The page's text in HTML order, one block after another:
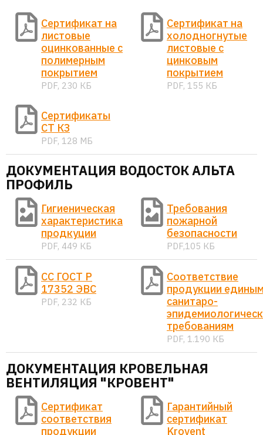
Сертификат на
листовые
оцинкованные с
полимерным
покрытием
PDF, 230 КБ
Сертификат на
холодногнутые
листовые с
цинковым
покрытием
PDF, 155 КБ
Сертификаты
СТ КЗ
PDF, 128 МБ
ДОКУМЕНТАЦИЯ ВОДОСТОК АЛЬТА
ПРОФИЛЬ
Гигиеническая
характеристика
продкуции
PDF, 449 КБ
Требования
пожарной
безопасности
PDF,105 КБ
СС ГОСТ Р
17352 ЭВС
PDF, 232 КБ
Соответствие
продукции
санитаро-
требованиям
PDF, 1.190 КБ
ДОКУМЕНТАЦИЯ КРОВЕЛЬНАЯ
ВЕНТИЛЯЦИЯ "КРОВЕНТ"
Сертификат
соответствия
продукции
Гарантийный
сертификат
Krovent